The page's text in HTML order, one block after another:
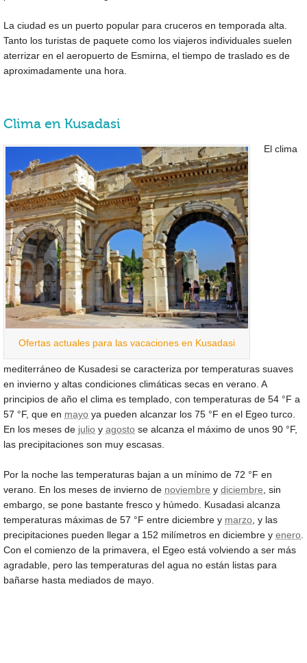
La ciudad es un puerto popular para cruceros en temporada alta.
Tanto los turistas de paquete como los viajeros individuales suelen
aterrizar en el aeropuerto de Esmirna, el tiempo de traslado es de
aproximadamente una hora.
Clima en Kusadasi
Ofertas actuales para las vacaciones en Kusadasi
El clima
mediterráneo de Kusadesi se caracteriza por temperaturas suaves
en invierno y altas condiciones climáticas secas en verano. A
principios de año el clima es templado, con temperaturas de 54 °F a
57 °F, que en mayo ya pueden alcanzar los 75 °F en el Egeo turco.
En los meses de julio y agosto se alcanza el máximo de unos 90 °F,
las precipitaciones son muy escasas.
Por la noche las temperaturas bajan a un mínimo de 72 °F en
verano. En los meses de invierno de noviembre y diciembre , sin
embargo, se pone bastante fresco y húmedo. Kusadasi alcanza
temperaturas máximas de 57 °F entre diciembre y marzo , y las
precipitaciones pueden llegar a 152 milímetros en diciembre y enero
Con el comienzo de la primavera, el Egeo está volviendo a ser más
agradable, pero las temperaturas del agua no están listas para
bañarse hasta mediados de mayo.